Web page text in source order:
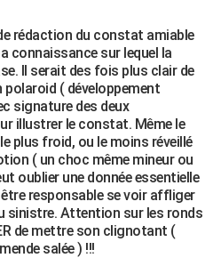
rédaction du constat amiable
connaissance sur lequel la
Il serait des fois plus clair de
polaroid ( développement
signature des deux
illustrer le constat. Même le
plus froid, ou le moins réveillé
( un choc même mineur ou
oublier une donnée essentielle
responsable se voir affliger
sinistre. Attention sur les ronds
de mettre son clignotant (
salée ) !!!